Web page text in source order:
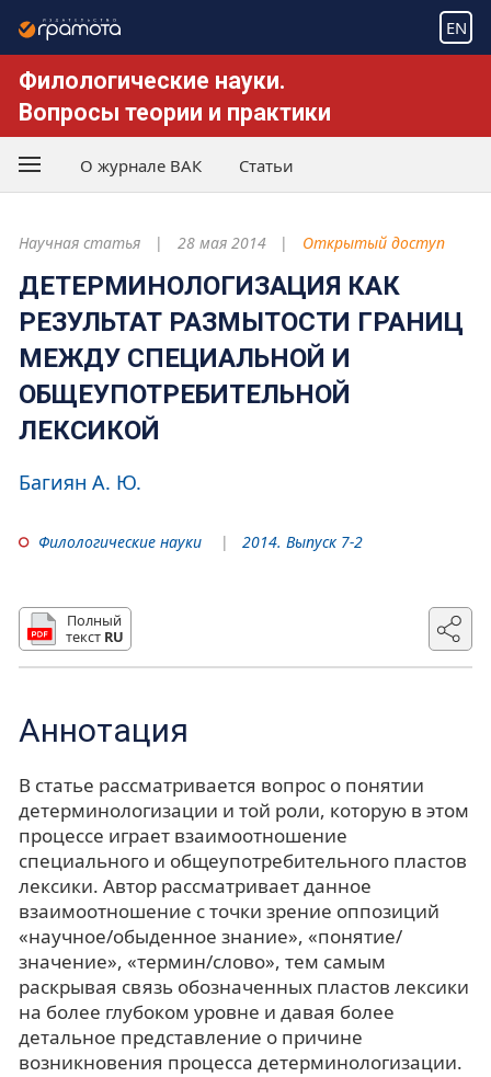
EN
Филологические науки.
Вопросы теории и практики
О журнале ВАК Статьи
Научная статья 28 мая 2014 Открытый доступ
ДЕТЕРМИНОЛОГИЗАЦИЯ КАК
РЕЗУЛЬТАТ РАЗМЫТОСТИ ГРАНИЦ
МЕЖДУ СПЕЦИАЛЬНОЙ И
ОБЩЕУПОТРЕБИТЕЛЬНОЙ
ЛЕКСИКОЙ
Багиян А. Ю.
Филологические науки 2014. Выпуск 7-2
Полный
текст RU
Аннотация
В статье рассматривается вопрос о понятии
детерминологизации и той роли, которую в этом
процессе играет взаимоотношение
специального и общеупотребительного пластов
лексики. Автор рассматривает данное
взаимоотношение с точки зрение оппозиций
«научное/обыденное знание», «понятие/
значение», «термин/слово», тем самым
раскрывая связь обозначенных пластов лексики
на более глубоком уровне и давая более
детальное представление о причине
возникновения процесса детерминологизации.